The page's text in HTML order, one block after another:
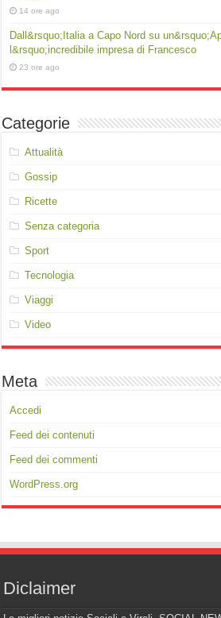
14 ore ago
Dall&rsquo;Italia a Capo Nord su
l&rsquo;incredibile impresa di Francesco
23 ore ago
Categorie
Attualità
Gossip
Ricette
Senza categoria
Sport
Tecnologia
Viaggi
Video
Meta
Accedi
Feed dei contenuti
Feed dei commenti
WordPress.org
Diclaimer